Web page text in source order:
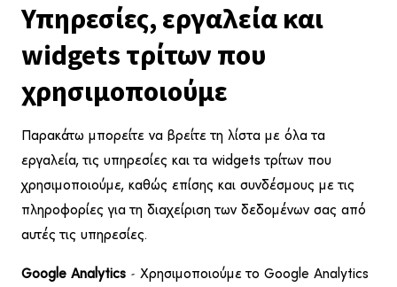
Υπηρεσίες, εργαλεία και
widgets τρίτων που
χρησιμοποιούμε
Παρακάτω μπορείτε να βρείτε τη λίστα με όλα τα
εργαλεία, τις υπηρεσίες και τα widgets τρίτων που
χρησιμοποιούμε, καθώς επίσης και συνδέσμους με τις
πληροφορίες για τη διαχείριση των δεδομένων σας από
αυτές τις υπηρεσίες.
Google Analytics – Χρησιμοποιούμε το Google Analytics